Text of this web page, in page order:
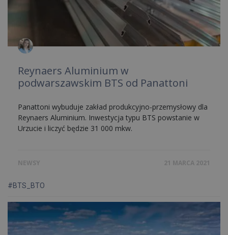
Reynaers Aluminium w
podwarszawskim BTS od Panattoni
Panattoni wybuduje zakład produkcyjno-przemysłowy dla
Reynaers Aluminium. Inwestycja typu BTS powstanie w
Urzucie i liczyć będzie 31 000 mkw.
NEWSY 21 MARCA 2021
#BTS_BTO